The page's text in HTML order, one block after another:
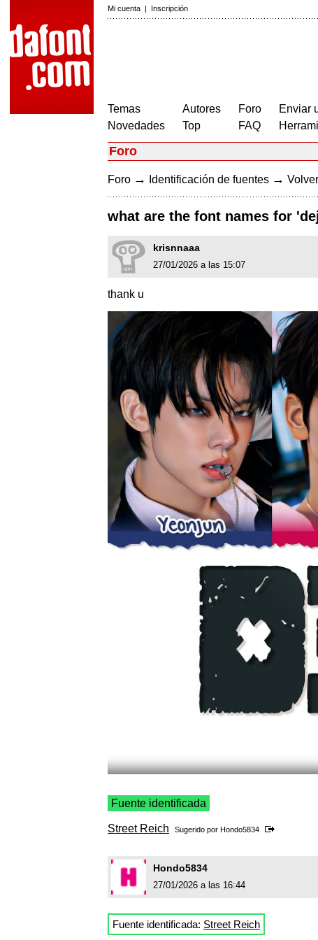
Mi cuenta | Inscripción
Temas
Novedades
Autores
Top
Foro
FAQ
Enviar
Foro
Foro → Identificación de fuentes →
what are the font names for
krisnnaaa
27/01/2026 a las 15:07
thank u
Fuente identificada
Street Reich Sugerido por Hondo5834
Hondo5834
27/01/2026 a las 16:44
Fuente identificada: Street Reich